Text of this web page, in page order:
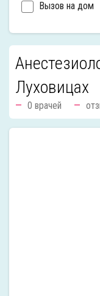
Вызов на дом
Луховицах
0 врачей